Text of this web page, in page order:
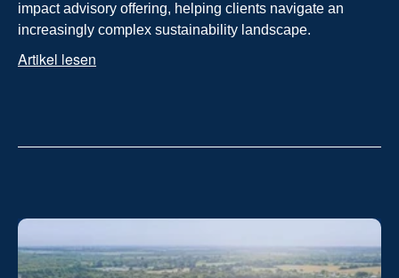
impact advisory offering, helping clients navigate an
increasingly complex sustainability landscape.
Artikel lesen